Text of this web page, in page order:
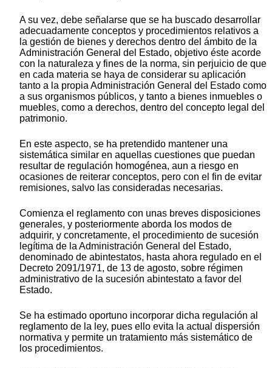
A su vez, debe señalarse que se ha buscado desarrollar
adecuadamente conceptos y procedimientos relativos a
la gestión de bienes y derechos dentro del ámbito de la
Administración General del Estado, objetivo éste acorde
con la naturaleza y fines de la norma, sin perjuicio de que
en cada materia se haya de considerar su aplicación
tanto a la propia Administración General del Estado como
a sus organismos públicos, y tanto a bienes inmuebles o
muebles, como a derechos, dentro del concepto legal del
patrimonio.
En este aspecto, se ha pretendido mantener una
sistemática similar en aquellas cuestiones que puedan
resultar de regulación homogénea, aun a riesgo en
ocasiones de reiterar conceptos, pero con el fin de evitar
remisiones, salvo las consideradas necesarias.
Comienza el reglamento con unas breves disposiciones
generales, y posteriormente aborda los modos de
adquirir, y concretamente, el procedimiento de sucesión
legítima de la Administración General del Estado,
denominado de abintestatos, hasta ahora regulado en el
Decreto 2091/1971, de 13 de agosto, sobre régimen
administrativo de la sucesión abintestato a favor del
Estado.
Se ha estimado oportuno incorporar dicha regulación al
reglamento de la ley, pues ello evita la actual dispersión
normativa y permite un tratamiento más sistemático de
los procedimientos.